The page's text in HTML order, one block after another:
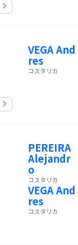
VEGA And
res
コスタリカ
PEREIRA
Alejandr
o
コスタリカ
VEGA And
res
コスタリカ